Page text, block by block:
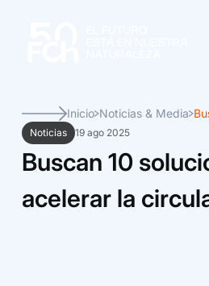
Inicio Noticias & Media
Noticias 19 ago 2025
Buscan 10
acelerar la